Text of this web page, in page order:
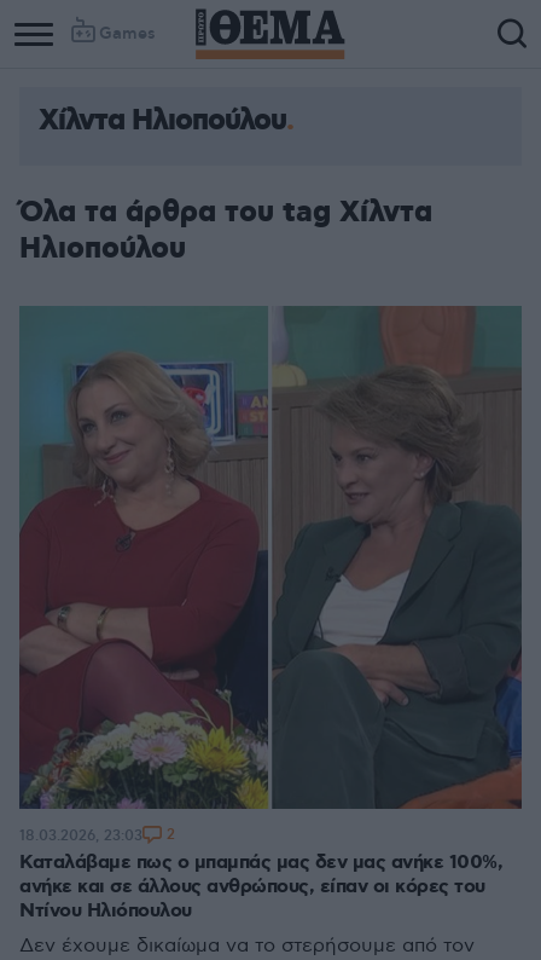
Games
Χίλντα Ηλιοπούλου
Όλα τα άρθρα του tag Χίλντα
Ηλιοπούλου
Καταλάβαμε πως ο μπαμπάς μας δεν μας ανήκε 100%,
ανήκε και σε άλλους ανθρώπους, είπαν οι κόρες του
Ντίνου Ηλιόπουλου
Δεν έχουμε δικαίωμα να το στερήσουμε από τον
18.03.2026, 23:03 2